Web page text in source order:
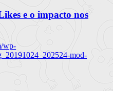
e o impacto nos
wp-
mod-